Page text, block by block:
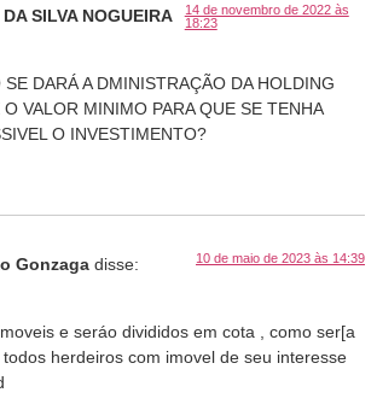
SILVA NOGUEIRA
14 de novembro de 2022 às
18:23
DARÁ A DMINISTRAÇÃO DA HOLDING
VALOR MINIMO PARA QUE SE TENHA
O INVESTIMENTO?
Gonzaga disse: 10 de maio de 2023 às 14:39
e seráo divididos em cota , como ser[a
herdeiros com imovel de seu interesse